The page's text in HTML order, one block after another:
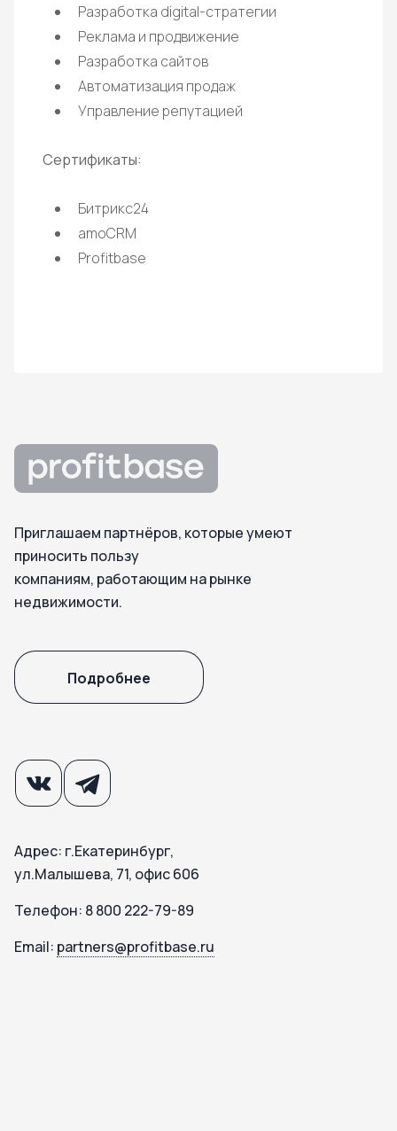
Разработка digital-стратегии
Реклама и продвижение
Разработка сайтов
Автоматизация продаж
Управление репутацией
Сертификаты:
Битрикс24
amoCRM
Profitbase
Приглашаем партнёров, которые умеют
приносить пользу
компаниям, работающим на рынке
недвижимости.
Подробнее
Адрес: г.Екатеринбург,
ул.Малышева, 71, офис 606
Телефон: 8 800 222-79-89
Email: partners@profitbase.ru